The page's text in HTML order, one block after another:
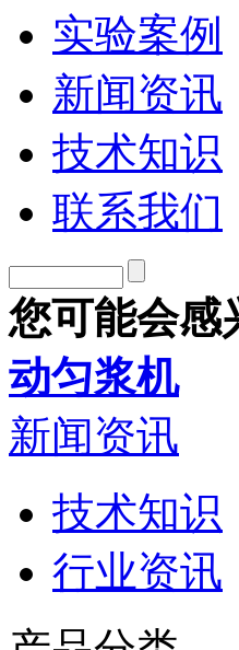
实验案例
新闻资讯
技术知识
联系我们
您可能会感
动匀浆机
新闻资讯
技术知识
行业资讯